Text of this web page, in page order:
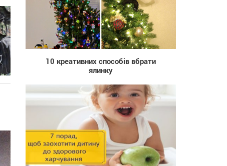
690
10 креативних способів вбрати
ялинку
765